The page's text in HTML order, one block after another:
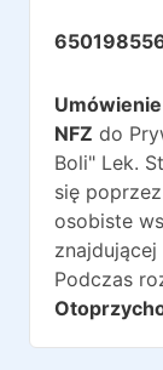
NFZ do
Boli" Lek.
się
osobiste
Podczas